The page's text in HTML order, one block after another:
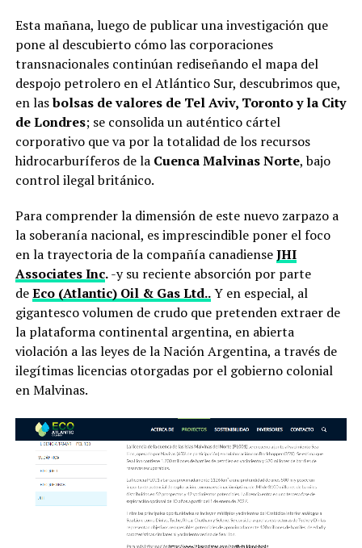
Esta mañana, luego de publicar una investigación que
pone al descubierto cómo las corporaciones
transnacionales continúan rediseñando el mapa del
despojo petrolero en el Atlántico Sur, descubrimos que,
en lasbolsas de valores de Tel Aviv, Toronto y la City
de Londres; se consolida un auténtico cártel
corporativo que va por la totalidad de los recursos
hidrocarburíferos de la Cuenca Malvinas Norte, bajo
control ilegal británico.
Para comprender la dimensión de este nuevo zarpazo a
la soberanía nacional, es imprescindible poner el foco
en la trayectoria de la compañía canadienseJHI
Associates Inc.-y su reciente absorción por parte
deEco (Atlantic) Oil & Gas Ltd..Y en especial, al
gigantesco volumen de crudo que pretenden extraer de
la plataforma continental argentina, en abierta
violación a las leyes de la Nación Argentina, a través de
ilegítimas licencias otorgadas por el gobierno colonial
en Malvinas.